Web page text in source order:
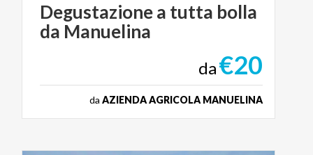
Degustazionea tutta bolla
da Manuelina
da€20
da AZIENDA AGRICOLA MANUELINA